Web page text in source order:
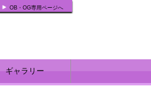
OB・OG専用ページへ
ギャラリー